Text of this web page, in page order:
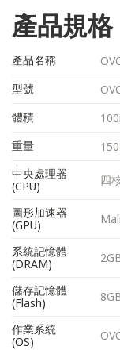
產品規格
產品名稱
型號
體積
重量
中央處理器
(CPU)
四
圖形加速器
(GPU)
系統記憶體
(DRAM)
儲存記憶體
(Flash)
作業系統
(OS)